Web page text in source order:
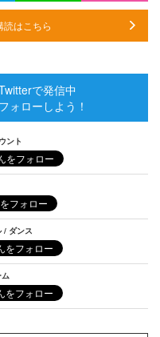
はこちら
で発信中
ォローしよう！
ント
/ ダンス